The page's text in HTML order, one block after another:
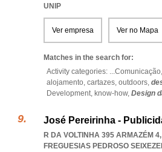
UNIP
Ver empresa Ver no Mapa
Matches in the search for:
Activity categories: ...Comunicação,
alojamento, cartazes, outdoors,
Development, know-how, Design
José Pereirinha -
R DA VOLTINHA 395 ARMAZÉM
FREGUESIAS PEDROSO